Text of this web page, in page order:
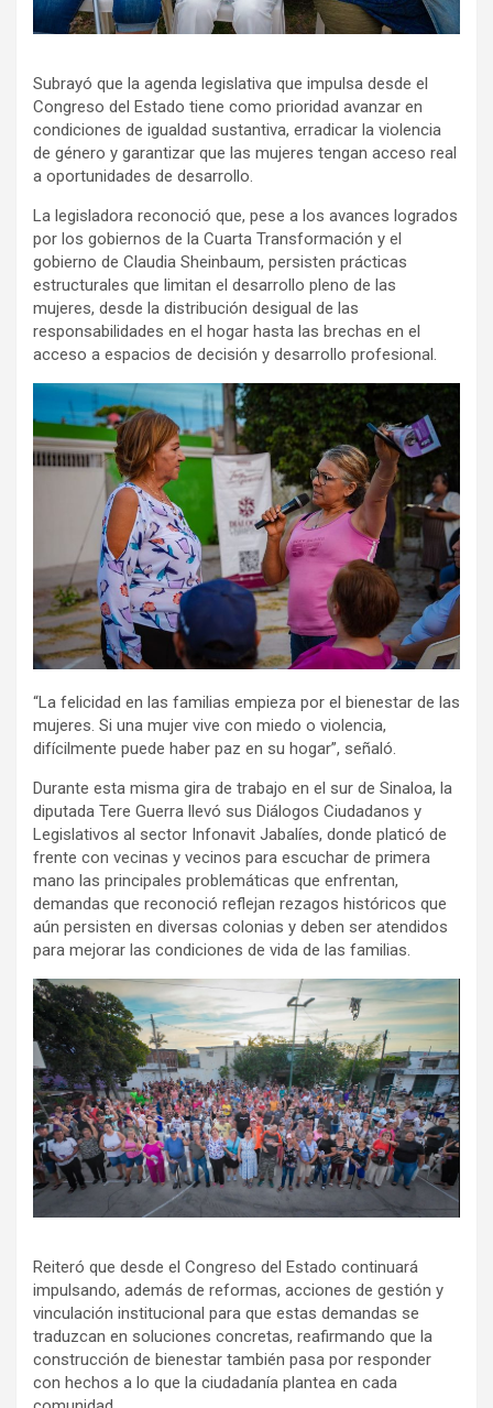
Subrayó que la agenda legislativa que impulsa desde el
Congreso del Estado tiene como prioridad avanzar en
condiciones de igualdad sustantiva, erradicar la violencia
de género y garantizar que las mujeres tengan acceso real
a oportunidades de desarrollo.
La legisladora reconoció que, pese a los avances logrados
por los gobiernos de la Cuarta Transformación y el
gobierno de Claudia Sheinbaum, persisten prácticas
estructurales que limitan el desarrollo pleno de las
mujeres, desde la distribución desigual de las
responsabilidades en el hogar hasta las brechas en el
acceso a espacios de decisión y desarrollo profesional.
“La felicidad en las familias empieza por el bienestar de las
mujeres. Si una mujer vive con miedo o violencia,
difícilmente puede haber paz en su hogar”, señaló.
Durante esta misma gira de trabajo en el sur de Sinaloa, la
diputada Tere Guerra llevó sus Diálogos Ciudadanos y
Legislativos al sector Infonavit Jabalíes, donde platicó de
frente con vecinas y vecinos para escuchar de primera
mano las principales problemáticas que enfrentan,
demandas que reconoció reflejan rezagos históricos que
aún persisten en diversas colonias y deben ser atendidos
para mejorar las condiciones de vida de las familias.
Reiteró que desde el Congreso del Estado continuará
impulsando, además de reformas, acciones de gestión y
vinculación institucional para que estas demandas se
traduzcan en soluciones concretas, reafirmando que la
construcción de bienestar también pasa por responder
con hechos a lo que la ciudadanía plantea en cada